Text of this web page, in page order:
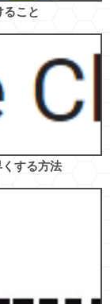
こと
する方法